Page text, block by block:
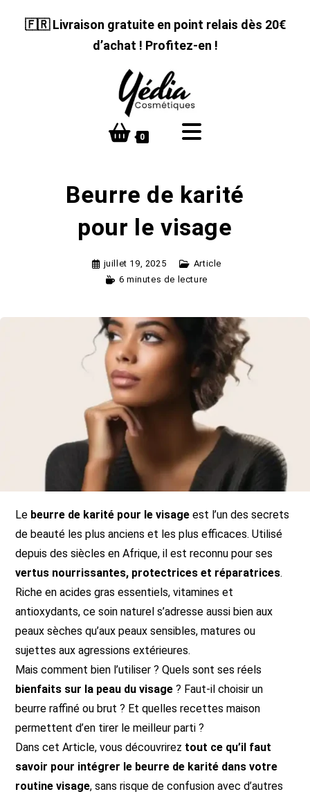
🇫🇷 Livraison gratuite en point relais dès 20€
d’achat ! Profitez-en !
0
Beurre de karité
pour le visage
juillet 19, 2025
Article
6 minutes de lecture
Le beurre de karité pour le visage est l’un des secrets
de beauté les plus anciens et les plus efficaces. Utilisé
depuis des siècles en Afrique, il est reconnu pour ses
vertus nourrissantes, protectrices et réparatrices.
Riche en acides gras essentiels, vitamines et
antioxydants, ce soin naturel s’adresse aussi bien aux
peaux sèches qu’aux peaux sensibles, matures ou
sujettes aux agressions extérieures.
Mais comment bien l’utiliser ? Quels sont ses réels
bienfaits sur la peau du visage ? Faut-il choisir un
beurre raffiné ou brut ? Et quelles recettes maison
permettent d’en tirer le meilleur parti ?
Dans cet Article, vous découvrirez tout ce qu’il faut
savoir pour intégrer le beurre de karité dans votre
routine visage, sans risque de confusion avec d’autres